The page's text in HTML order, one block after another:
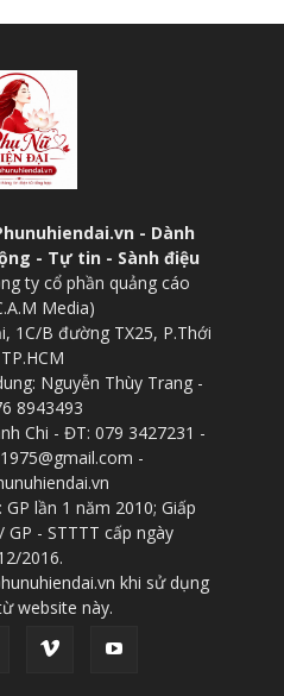
- Dành
- Tự tin - Sành điệu
ty cổ phần quảng cáo
Media)
1C/B đường TX25, P.Thới
Nguyễn Thùy Trang -
8943493
Chi - ĐT: 079 3427231 -
-
lần 1 năm 2010; Giấp
GP - STTTT cấp ngày
2016.
khi sử dụng
website này.